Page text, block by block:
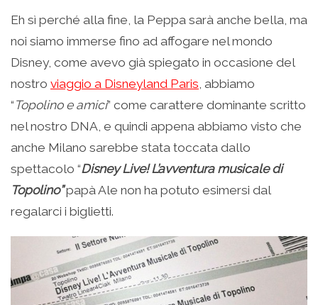
Eh sì perché alla fine, la Peppa sarà anche bella, ma
noi siamo immerse fino ad affogare nel mondo
Disney, come avevo già spiegato in occasione del
nostro viaggio a Disneyland Paris , abbiamo
“ Topolino e amici” come carattere dominante scritto
nel nostro DNA, e quindi appena abbiamo visto che
anche Milano sarebbe stata toccata dallo
spettacolo “Disney Live! L’avventura musicale di
Topolino”papà Ale non ha potuto esimersi dal
regalarci i biglietti.